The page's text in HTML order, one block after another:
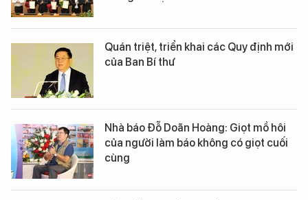
Quán triệt, triển khai các Quy định mới
của Ban Bí thư
Nhà báo Đỗ Doãn Hoàng: Giọt mồ hôi
của người làm báo không có giọt cuối
cùng